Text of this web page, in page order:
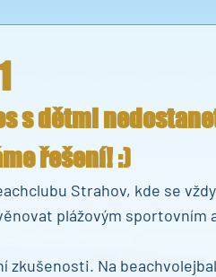
s dětmi
řešení! :)
Strahov, kde se
plážovým sportovním
zkušenosti. Na